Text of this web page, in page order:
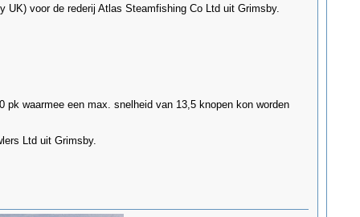
UK) voor de rederij Atlas Steamfishing Co Ltd uit Grimsby.
waarmee een max. snelheid van 13,5 knopen kon worden
Ltd uit Grimsby.